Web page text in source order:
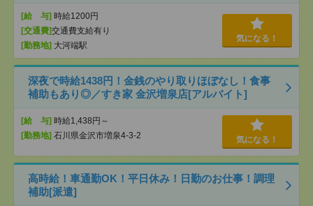
[給 与] 時給1200円
[交通費]交通費支給有り
[勤務地] 大河端駅
気になる！
深夜で時給1438円！金銭のやり取りほぼなし！食事
補助もあり◎／すき家 金沢増泉店[アルバイト]
[給 与] 時給1,438円～
[勤務地] 石川県金沢市増泉4-3-2 気になる！
高時給！車通勤OK！平日休み！日勤のお仕事！調理
補助[派遣]